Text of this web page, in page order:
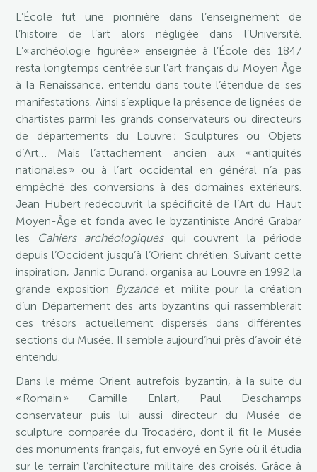
L’École fut une pionnière dans l’enseignement de
l’histoire de l’art alors négligée dans l’Université.
L’« archéologie figurée » enseignée à l’École dès 1847
resta longtemps centrée sur l’art français du Moyen Âge
à la Renaissance, entendu dans toute l’étendue de ses
manifestations. Ainsi s’explique la présence de lignées de
chartistes parmi les grands conservateurs ou directeurs
de départements du Louvre ; Sculptures ou Objets
d’Art… Mais l’attachement ancien aux « antiquités
nationales » ou à l’art occidental en général n’a pas
empêché des conversions à des domaines extérieurs.
Jean Hubert redécouvrit la spécificité de l’Art du Haut
Moyen-Âge et fonda avec le byzantiniste André Grabar
les Cahiers archéologiquesqui couvrent la période
depuis l’Occident jusqu’à l’Orient chrétien. Suivant cette
inspiration, Jannic Durand, organisa au Louvre en 1992 la
grande exposition Byzanceet milite pour la création
d’un Département des arts byzantins qui rassemblerait
ces trésors actuellement dispersés dans différentes
sections du Musée. Il semble aujourd’hui près d’avoir été
entendu.
Dans le même Orient autrefois byzantin, à la suite du
« Romain » Camille Enlart, Paul Deschamps
conservateur puis lui aussi directeur du Musée de
sculpture comparée du Trocadéro, dont il fit le Musée
des monuments français, fut envoyé en Syrie où il étudia
sur le terrain l’architecture militaire des croisés. Grâce à